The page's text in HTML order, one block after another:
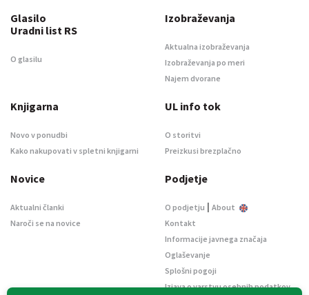
Glasilo
Uradni list RS
O glasilu
Izobraževanja
Aktualna izobraževanja
Izobraževanja po meri
Najem dvorane
Knjigarna
Novo v ponudbi
Kako nakupovati v spletni knjigarni
UL info tok
O storitvi
Preizkusi brezplačno
Novice
Aktualni članki
Naroči se na novice
Podjetje
O podjetju | About
Kontakt
Informacije javnega značaja
Oglaševanje
Splošni pogoji
Izjava o varstvu osebnih podatkov